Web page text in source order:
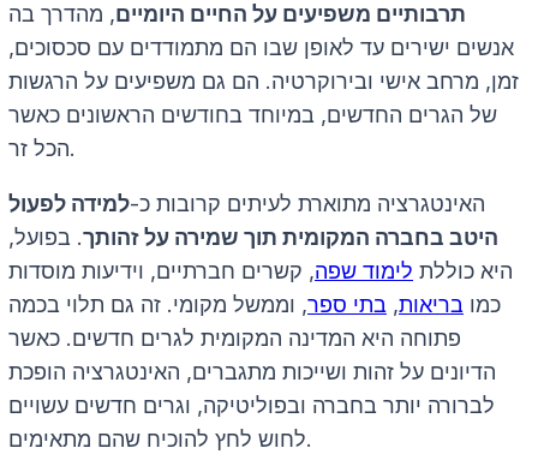
תרבותיים משפיעים על החיים היומיים, מהדרך בה
אנשים ישירים עד לאופן שבו הם מתמודדים עם סכסוכים,
זמן, מרחב אישי ובירוקרטיה. הם גם משפיעים על הרגשות
של הגרים החדשים, במיוחד בחודשים הראשונים כאשר
הכל זר.
האינטגרציה מתוארת לעיתים קרובות כ-למידה לפעול
היטב בחברה המקומית תוך שמירה על זהותך. בפועל,
היא כוללת לימוד שפה, קשרים חברתיים, וידיעות מוסדות
כמו בריאות, בתי ספר, וממשל מקומי. זה גם תלוי בכמה
פתוחה היא המדינה המקומית לגרים חדשים. כאשר
הדיונים על זהות ושייכות מתגברים, האינטגרציה הופכת
לברורה יותר בחברה ובפוליטיקה, וגרים חדשים עשויים
לחוש לחץ להוכיח שהם מתאימים.